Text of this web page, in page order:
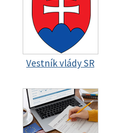
Vestník vlády SR